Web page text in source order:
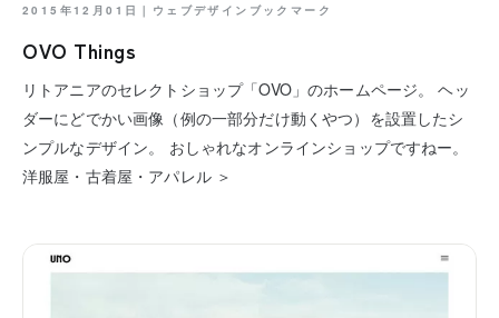
2015年12月01日｜ ウェブデザインブックマーク
OVO Things
リトアニアのセレクトショップ「OVO」のホームページ。 ヘッ
ダーにどでかい画像（例の一部分だけ動くやつ）を設置したシ
ンプルなデザイン。 おしゃれなオンラインショップですねー。
洋服屋・古着屋・アパレル ＞